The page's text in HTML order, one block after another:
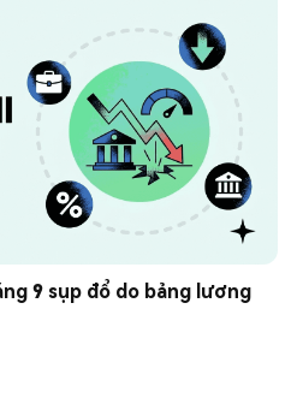
9 sụp đổ do bảng lương